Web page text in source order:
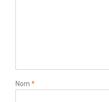
Nom *